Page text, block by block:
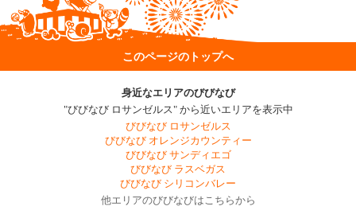
このページのトップへ
身近なエリアのびびなび
"びびなび ロサンゼルス" から近いエリアを表示中
びびなび ロサンゼルス
びびなび オレンジカウンティー
びびなび サンディエゴ
びびなび ラスベガス
びびなび シリコンバレー
他エリアのびびなびはこちらから